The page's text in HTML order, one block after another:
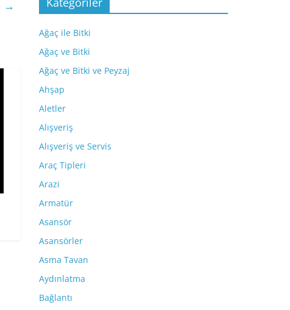
→
Ağaç ile Bitki
Ağaç ve Bitki
Ağaç ve Bitki ve Peyzaj
Ahşap
Aletler
Alışveriş
Alışveriş ve Servis
Araç Tipleri
Arazi
Armatür
Asansör
Asansörler
Asma Tavan
Aydınlatma
Bağlantı